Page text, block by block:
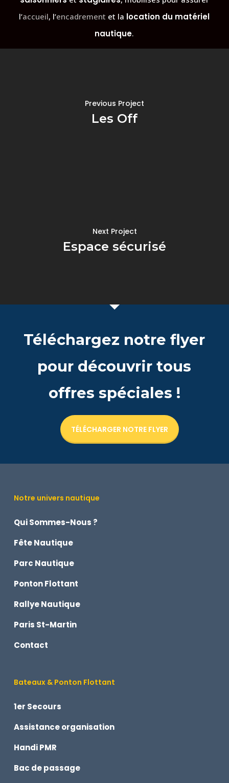
l’accueil, l’encadrement et la location du matériel
nautique.
Previous Project
Les Off
Next Project
Espace sécurisé
Téléchargez notre flyer
pour découvrir tous
offres spéciales !
TÉLÉCHARGER NOTRE FLYER
Notre univers nautique
Qui Sommes-Nous ?
Fête Nautique
Parc Nautique
Ponton Flottant
Rallye Nautique
Paris St-Martin
Contact
Bateaux & Ponton Flottant
1er Secours
Assistance organisation
Handi PMR
Bac de passage